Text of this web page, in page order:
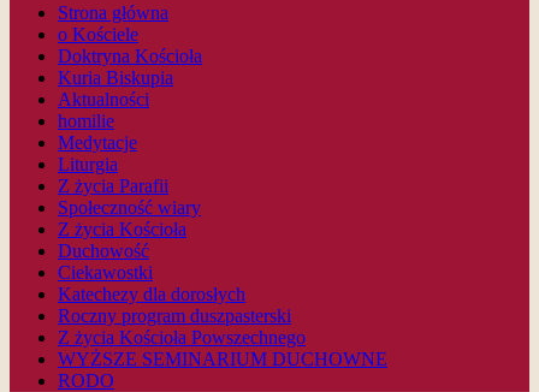
Strona główna
o Kościele
Doktryna Kościoła
Kuria Biskupia
Aktualności
homilie
Medytacje
Liturgia
Z życia Parafii
Społeczność wiary
Z życia Kościoła
Duchowość
Ciekawostki
Katechezy dla dorosłych
Roczny program duszpasterski
Z życia Kościoła Powszechnego
WYŻSZE SEMINARIUM DUCHOWNE
RODO